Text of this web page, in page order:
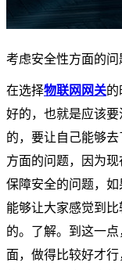
考虑安全性方面的问
在选择物联网网关的
好的，也就是应该
的，要让自己能够
方面的问题，因为
保障安全的问题，
能够让大家感觉到
的。了解。到这一
面，做得比较好才